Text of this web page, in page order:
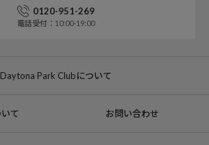
0120-951-269
電話受付：10:00-19:00
Daytona Park Clubについて
て お問い合わせ